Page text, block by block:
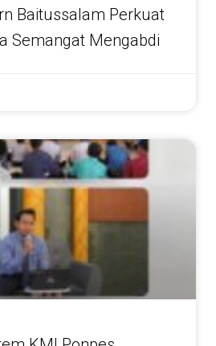
Baitussalam Perkuat
Semangat Mengabdi